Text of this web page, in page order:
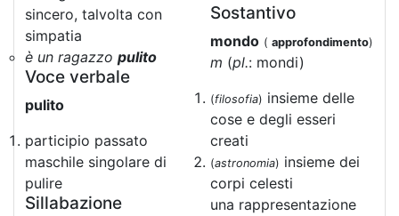
sincero, talvolta con
simpatia
è un ragazzo pulito
Voce verbale
pulito
participio passato
maschile singolare di
pulire
Sillabazione
Sostantivo
mondo ( approfondimento)
m (pl.: mondi)
(filosofia) insieme delle
cose e degli esseri
creati
(astronomia) insieme dei
corpi celesti
una rappresentazione